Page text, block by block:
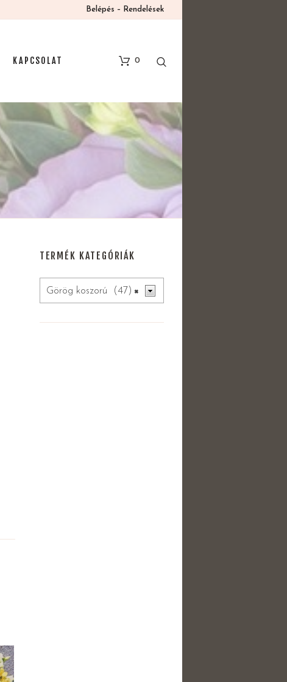
Belépés – Rendelések
0
KAPCSOLAT
TERMÉK KATEGÓRIÁK
×
Görög koszorú (47)